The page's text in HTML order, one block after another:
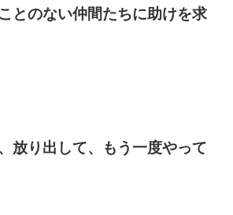
とのない仲間たちに助けを求
放り出して、もう一度やって